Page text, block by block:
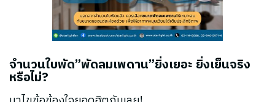
จำนวนใบพัด”พัดลมเพดาน”ยิ่งเยอะ ยิ่งเย็นจริง
หรือไม่?